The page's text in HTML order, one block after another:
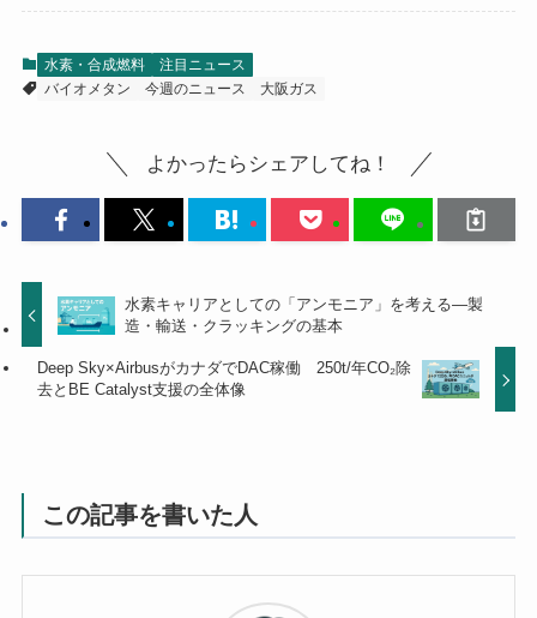
水素・合成燃料
注目ニュース
バイオメタン
今週のニュース 大阪ガス
よかったらシェアしてね！
水素キャリアとしての「アンモニア」を考える—製
造・輸送・クラッキングの基本
Deep Sky×AirbusがカナダでDAC稼働 250t/年CO₂除
去とBE Catalyst支援の全体像
この記事を書いた人